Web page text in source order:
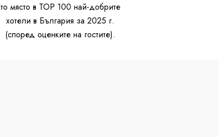
то място в TOP 100 най-добрите
хотели в България за 2025 г.
(според оценките на гостите).